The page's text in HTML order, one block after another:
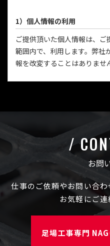
1）個人情報の利用
ご提供頂いた個人情報は、
範囲内で、利用します。弊社
報を改変することはありませ
弊社は、お客様の同意なく
・法律の適用を受ける場合
・警察や、官公署から要請が
3）個人情報の管理について
弊社はお客様の個人情報を安
お客様の個人情報の紛失や
不正侵入を防止するために
お問
仕事のご依頼やお問い合
お気軽にご
足場工事専門